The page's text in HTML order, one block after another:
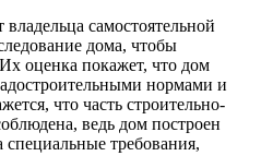
самостоятельной
дома, чтобы
оценка покажет, что дом
нормами и
что часть строительно-
ведь дом построен
специальные требования,